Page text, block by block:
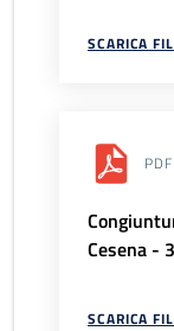
SCARICA
PDF
Cesena -
SCARICA